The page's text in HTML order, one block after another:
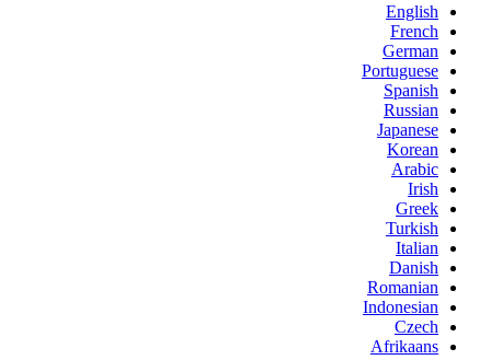
English
French
German
Portuguese
Spanish
Russian
Japanese
Korean
Arabic
Irish
Greek
Turkish
Italian
Danish
Romanian
Indonesian
Czech
Afrikaans